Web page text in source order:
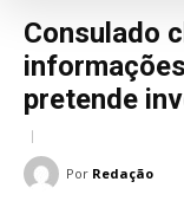
Consulado
pretende
Por Redação